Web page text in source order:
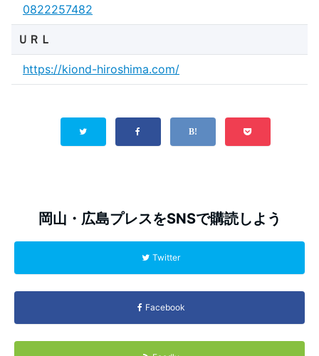
0822257482
ＵＲＬ
https://kiond-hiroshima.com/
岡山・広島プレスをSNSで購読しよう
Twitter
Facebook